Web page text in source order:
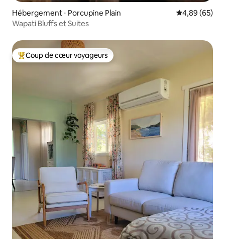
Hébergement ⋅ Porcupine Plain Évaluation
4,89 (65)
Wapati Bluffs et Suites
Coups de cœur voyageurs les plus appréciés
Coup de cœur voyageurs